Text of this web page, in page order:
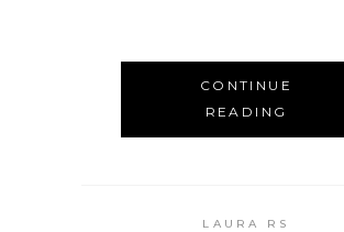
CONTINUE
READING
LAURA RS